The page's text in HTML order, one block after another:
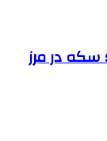
سکه در مرز